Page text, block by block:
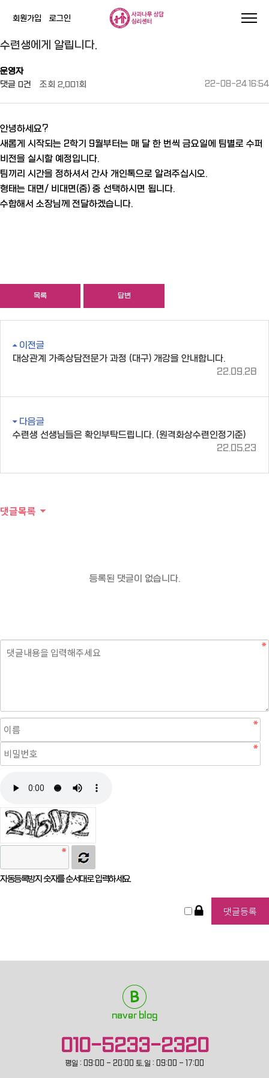
회원가입 로그인
수련생에게 알립니다.
운영자
댓글 0건 조회 2,001회 22-08-24 16:54
안녕하세요?
새롭게 시작되는 2학기 9월부터는 매 달 한 번씩 금요일에 팀별로 수퍼
비전을 실시할 예정입니다.
팀끼리 시간을 정하셔서 간사 개인톡으로 알려주십시오.
형태는 대면/ 비대면(줌) 중 선택하시면 됩니다.
수합해서 소장님께 전달하겠습니다.
목록 답변
이전글
대상관계 가족상담전문가 과정 (대구) 개강을 안내합니다.
22.09.28
다음글
수련생 선생님들은 확인부탁드립니다. (원격화상수련인정기준)
22.05.23
댓글목록
등록된 댓글이 없습니다.
자동등록방지 숫자를 순서대로 입력하세요.
naver blog
010-5233-2320
평일 : 09:00 - 20:00 토.일 : 09:00 - 17:00